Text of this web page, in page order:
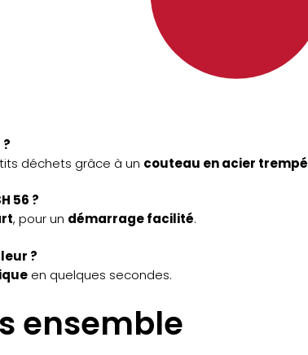
déchets grâce à un couteau en acier trempé
56 ?
, pour un démarrage facilité.
?
en quelques secondes.
ensemble